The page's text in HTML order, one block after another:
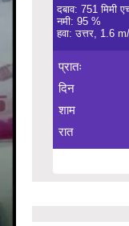
दबाव: 751 मिमी
नमी: 95 %
हवा: उत्तर, 1.6
प्रातः
दिन
शाम
रात